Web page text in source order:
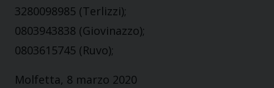
3280098985 (Terlizzi);
0803943838 (Giovinazzo);
0803615745 (Ruvo);
Molfetta, 8 marzo 2020